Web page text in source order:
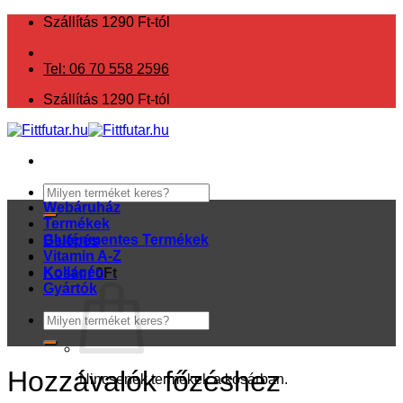
Skip
content
Szállítás 1290 Ft-tól
Tel: 06 70 558 2596
Szállítás 1290 Ft-tól
Keresés
a
következőre:
Belépés
Kosár /0Ft
Nincsenek termékek a kosárban.
Webáruház
Termékek
Gluténmentes Termékek
Vitamin A-Z
Kollagén
Gyártók
Keresés
a
következőre:
Hozzávalók főzéshez